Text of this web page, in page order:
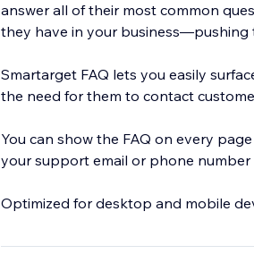
answer all of their most common
they have in your business—pushing them to purchase even faster.
Smartarget FAQ lets you easily
the need for them to contact
You can show the FAQ on every
your support email or phone
Optimized for desktop and mobile